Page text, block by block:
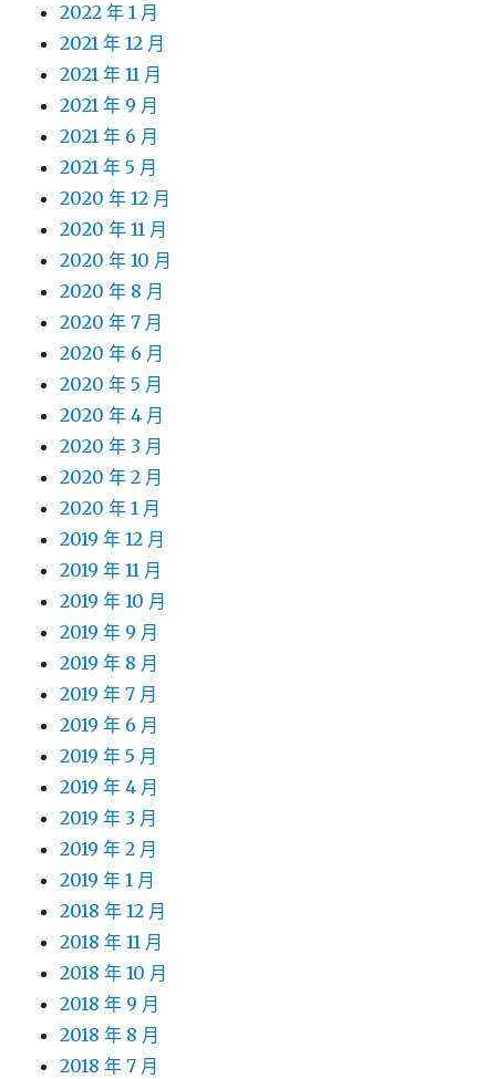
2022 年 1 月
2021 年 12 月
2021 年 11 月
2021 年 9 月
2021 年 6 月
2021 年 5 月
2020 年 12 月
2020 年 11 月
2020 年 10 月
2020 年 8 月
2020 年 7 月
2020 年 6 月
2020 年 5 月
2020 年 4 月
2020 年 3 月
2020 年 2 月
2020 年 1 月
2019 年 12 月
2019 年 11 月
2019 年 10 月
2019 年 9 月
2019 年 8 月
2019 年 7 月
2019 年 6 月
2019 年 5 月
2019 年 4 月
2019 年 3 月
2019 年 2 月
2019 年 1 月
2018 年 12 月
2018 年 11 月
2018 年 10 月
2018 年 9 月
2018 年 8 月
2018 年 7 月